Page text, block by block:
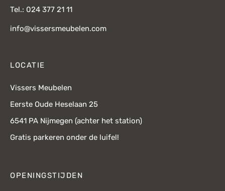
Tel.: 024 377 21 11
info@vissersmeubelen.com
LOCATIE
Vissers Meubelen
Eerste Oude Heselaan 25
6541 PA Nijmegen (achter het station)
Gratis parkeren onder de luifel!
OPENINGSTIJDEN